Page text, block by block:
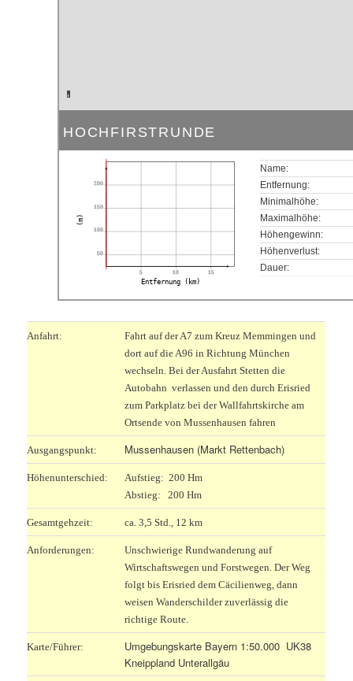
HOCHFIRSTRUNDE
50
100
150
200
5 10 15
Entfernung (km)
(m)
Name:
Entfernung:
Minimalhöhe:
Maximalhöhe:
Höhengewinn:
Höhenverlust:
Dauer:
Anfahrt:
Fahrt auf der A7 zum Kreuz Memmingen und
dort auf die A96 in Richtung München
wechseln. Bei der Ausfahrt Stetten die
Autobahn verlassen und den durch Erisried
zum Parkplatz bei der Wallfahrtskirche am
Ortsende von Mussenhausen fahren
Ausgangspunkt: Mussenhausen (Markt Rettenbach)
Höhenunterschied:
Aufstieg: 200 Hm
Abstieg: 200 Hm
Gesamtgehzeit: ca. 3,5 Std., 12 km
Anforderungen:
Unschwierige Rundwanderung auf
Wirtschaftswegen und Forstwegen. Der Weg
folgt bis Erisried dem Cäcilienweg, dann
weisen Wanderschilder zuverlässig die
richtige Route.
Karte/Führer: Umgebungskarte Bayern 1:50.000 UK38
Kneippland Unterallgäu